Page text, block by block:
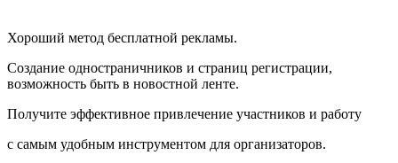
Хороший метод бесплатной рекламы.
Создание одностраничников и страниц регистрации,
возможность быть в новостной ленте.
Получите эффективное привлечение участников и работу
с самым удобным инструментом для организаторов.